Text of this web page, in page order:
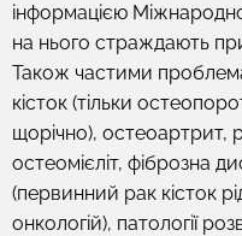
інформацією
на нього страждають
Також частими
кісток (тільки
щорічно), остеоартрит,
остеомієліт, фіброзна
(первинний рак кісток
онкологій), патології